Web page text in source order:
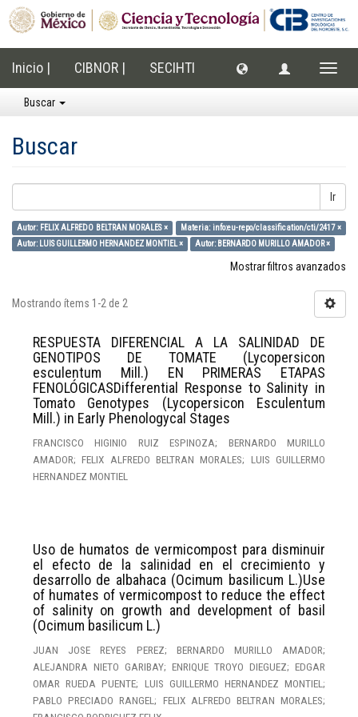
Inicio | CIBNOR | SECIHTI
Buscar
Buscar
Ir
Autor: FELIX ALFREDO BELTRAN MORALES ×
Materia: info:eu-repo/classification/cti/2417 ×
Autor: LUIS GUILLERMO HERNANDEZ MONTIEL ×
Autor: BERNARDO MURILLO AMADOR ×
Mostrar filtros avanzados
Mostrando ítems 1-2 de 2
RESPUESTA DIFERENCIAL A LA SALINIDAD DE
GENOTIPOS DE TOMATE (Lycopersicon
esculentum Mill.) EN PRIMERAS ETAPAS
FENOLÓGICASDifferential Response to Salinity in
Tomato Genotypes (Lycopersicon Esculentum
Mill.) in Early Phenologycal Stages
FRANCISCO HIGINIO RUIZ ESPINOZA; BERNARDO MURILLO
AMADOR; FELIX ALFREDO BELTRAN MORALES; LUIS GUILLERMO
HERNANDEZ MONTIEL
Uso de humatos de vermicompost para disminuir
el efecto de la salinidad en el crecimiento y
desarrollo de albahaca (Ocimum basilicum L.)Use
of humates of vermicompost to reduce the effect
of salinity on growth and development of basil
(Ocimum basilicum L.)
JUAN JOSE REYES PEREZ; BERNARDO MURILLO AMADOR;
ALEJANDRA NIETO GARIBAY; ENRIQUE TROYO DIEGUEZ; EDGAR
OMAR RUEDA PUENTE; LUIS GUILLERMO HERNANDEZ MONTIEL;
PABLO PRECIADO RANGEL; FELIX ALFREDO BELTRAN MORALES;